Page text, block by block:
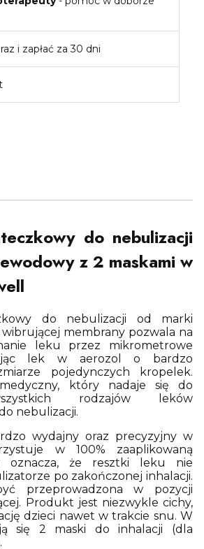
i zapłać za 30 dni
do nebulizacji
z 2 maskami w
do nebulizacji od marki
membrany pozwala na
leku przez mikrometrowe
lek w aerozol o bardzo
pojedynczych kropelek.
który nadaje się do
rodzajów leków
nebulizacji.
wydajny oraz precyzyjny w
w 100% zaaplikowaną
że resztki leku nie
po zakończonej inhalacji.
przeprowadzona w pozycji
Produkt jest niezwykle cichy,
dzieci nawet w trakcie snu. W
się 2 maski do inhalacji (dla